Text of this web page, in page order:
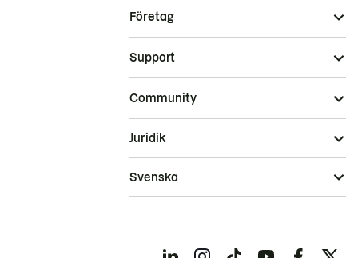
Företag
Support
Community
Juridik
Svenska